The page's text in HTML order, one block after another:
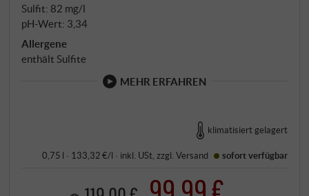
Sulfit: 82 mg/l
pH-Wert: 3,34
Allergene
enthält Sulfite
MEHR ERFAHREN
klimatisiert gelagert
0,75 l · 133,32 €/l · inkl. USt , zzgl.Versand sofort verfügbar